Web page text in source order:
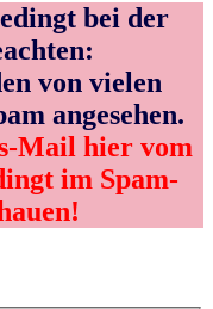
bei der
von vielen
angesehen.
Mail hier vom
im Spam-